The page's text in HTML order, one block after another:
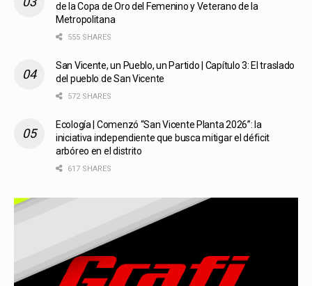
de la Copa de Oro del Femenino y Veterano de la
Metropolitana
555 SHARES
San Vicente, un Pueblo, un Partido | Capítulo 3: El traslado
del pueblo de San Vicente
572 SHARES
Ecología | Comenzó “San Vicente Planta 2026”: la
iniciativa independiente que busca mitigar el déficit
arbóreo en el distrito
617 SHARES